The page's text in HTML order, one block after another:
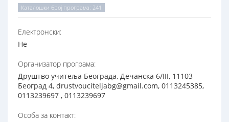
Каталошки број програма: 241
Електронски:
Не
Организатор програма:
Друштво учитеља Београда, Дечанска 6/III, 11103
Београд 4, drustvouciteljabg@gmail.com, 0113245385,
0113239697 , 0113239697
Особа за контакт: